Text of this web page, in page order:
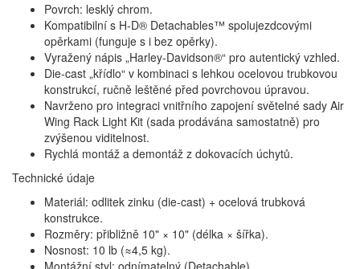
Povrch: lesklý chrom.
Kompatibilní s H‑D® Detachables™ spolujezdcovými
opěrkami (funguje s i bez opěrky).
Vyražený nápis „Harley‑Davidson®“ pro autentický vzhled.
Die‑cast „křídlo“ v kombinaci s lehkou ocelovou trubkovou
konstrukcí, ručně leštěné před povrchovou úpravou.
Navrženo pro integraci vnitřního zapojení světelné sady Air
Wing Rack Light Kit (sada prodávána samostatně) pro
zvýšenou viditelnost.
Rychlá montáž a demontáž z dokovacích úchytů.
Technické údaje
Materiál: odlitek zinku (die‑cast) + ocelová trubková
konstrukce.
Rozměry: přibližně 10" × 10" (délka × šířka).
Nosnost: 10 lb (≈4,5 kg).
Montážní styl: odnímatelný (Detachable).